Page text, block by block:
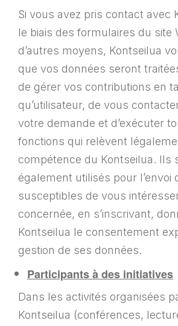
Si vous avez pris contact avec
le biais des formulaires du site
d’autres moyens, Kontseilua
que vos données seront
de gérer vos contributions en
qu’utilisateur, de vous
votre demande et d’exécuter
fonctions qui relèvent
compétence du Kontseilua. Ils
également utilisés pour l’envoi
susceptibles de vous
concernée, en s’inscrivant,
Kontseilua le consentement
gestion de ses données.
Participants à des initiatives
Dans les activités organisées
Kontseilua (conférences,